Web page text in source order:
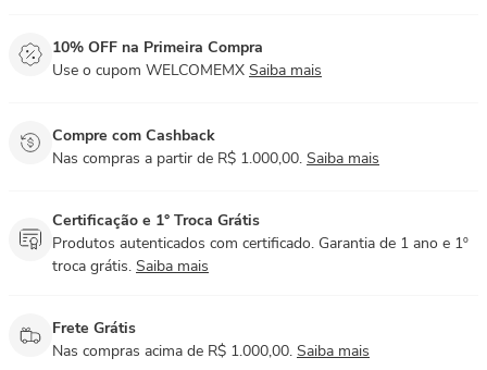
10% OFF na Primeira Compra
Use o cupom WELCOMEMX Saiba mais
Compre com Cashback
Nas compras a partir de R$ 1.000,00. Saiba mais
Certificação e 1° Troca Grátis
Produtos autenticados com certificado. Garantia de 1 ano e 1º
troca grátis. Saiba mais
Frete Grátis
Nas compras acima de R$ 1.000,00. Saiba mais